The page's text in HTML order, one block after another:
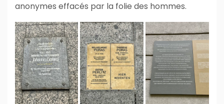
anonymes effacés par la folie des hommes.